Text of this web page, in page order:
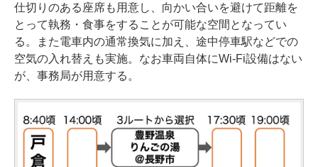
仕切りのある座席も用意し、向かい合いを避けて距離を
とって執務・食事をすることが可能な空間となってい
る。また電車内の通常換気に加え、途中停車駅などでの
空気の入れ替えも実施。なお車両自体にWi-Fi設備はない
が、事務局が用意する。